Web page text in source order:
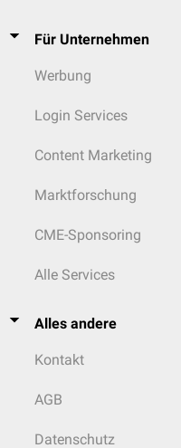
Für Unternehmen
Werbung
Login Services
Content Marketing
Marktforschung
CME-Sponsoring
Alle Services
Alles andere
Kontakt
AGB
Datenschutz